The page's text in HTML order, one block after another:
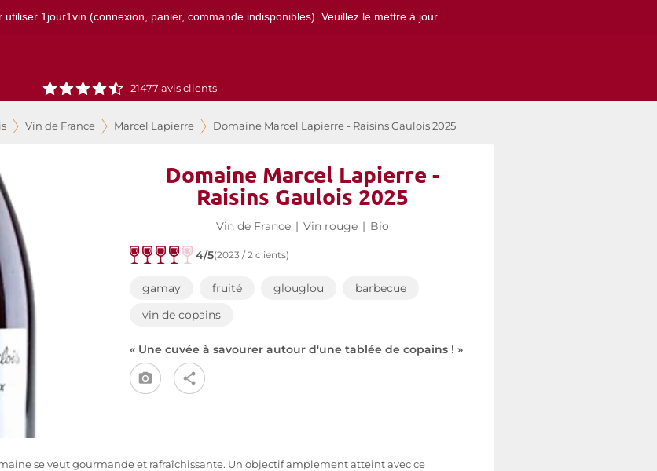
1jour1vin (connexion, panier, commande indisponibles). Veuillez le mettre à jour.
21477 avis clients
Vin de France Marcel Lapierre Domaine Marcel Lapierre - Raisins Gaulois 2025
Domaine Marcel Lapierre -
Raisins Gaulois 2025
Vin de France | Vin rouge | Bio
4/5(2023 / 2 clients)
gamay fruité glouglou
barbecue
vin de copains
« Une cuvée à savourer autour d'une tablée de copains ! »
se veut gourmande et rafraîchissante. Un objectif amplement atteint avec ce